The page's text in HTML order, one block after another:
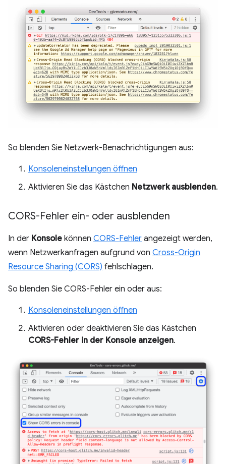
So blenden Sie Netzwerk-Benachrichtigungen aus:
Konsoleneinstellungen öffnen
Aktivieren Sie das Kästchen Netzwerk ausblenden.
CORS-Fehler ein- oder ausblenden
In der Konsole können CORS-Fehler angezeigt werden,
wenn Netzwerkanfragen aufgrund von Cross-Origin
Resource Sharing (CORS) fehlschlagen.
So blenden Sie CORS-Fehler ein oder aus:
Konsoleneinstellungen öffnen
Aktivieren oder deaktivieren Sie das Kästchen
CORS-Fehler in der Konsole anzeigen.